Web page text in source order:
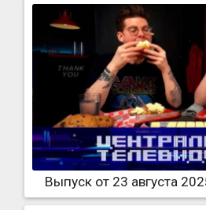
Выпуск от 23 августа